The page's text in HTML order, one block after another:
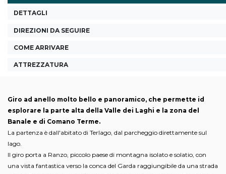
DETTAGLI
DIREZIONI DA SEGUIRE
COME ARRIVARE
ATTREZZATURA
Giro ad anello molto bello e panoramico, che permette id
esplorare la parte alta della Valle dei Laghi e la zona del
Banale e di Comano Terme.
La partenza è dall'abitato di Terlago, dal parcheggio direttamente sul
lago.
Il giro porta a Ranzo, piccolo paese di montagna isolato e solatio, con
una vista fantastica verso la conca del Garda raggiungibile da una strada